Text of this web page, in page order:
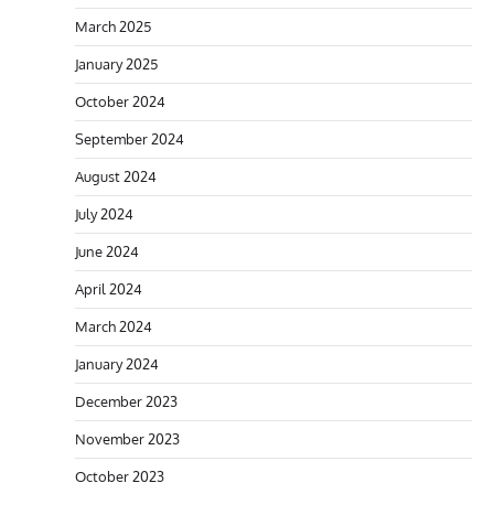
March 2025
January 2025
October 2024
September 2024
August 2024
July 2024
June 2024
April 2024
March 2024
January 2024
December 2023
November 2023
October 2023